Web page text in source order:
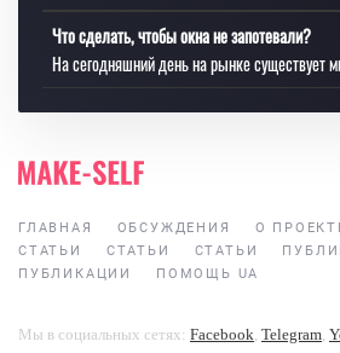
Что сделать, чтобы окна не запотевали?
На сегодняшний день на рынке существует
ГЛАВНАЯ ОБСУЖДЕНИЯ О
СТАТЬИ
СТАТЬИ СТАТЬИ
ПУБЛИКАЦИИ
ПОМОЩЬ UA
Мы в социальных сетях: Facebook Telegram